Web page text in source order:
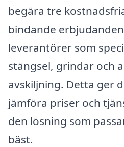
begära tre
bindande
leverantörer som
stängsel, grindar och
avskiljning. Detta ger
jämföra priser och
den lösning som
bäst.